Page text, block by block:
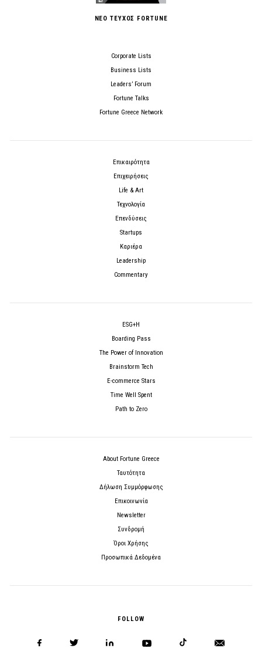
ΝΕΟ ΤΕΥΧΟΣ FORTUNE
Corporate Lists
Business Lists
Leaders’ Forum
Fortune Talks
Fortune Greece Network
Επικαιρότητα
Επιχειρήσεις
Life & Art
Τεχνολογία
Επενδύσεις
Startups
Καριέρα
Leadership
Commentary
ESG+H
Boarding Pass
The Power of Innovation
Brainstorm Tech
E-commerce Stars
Time Well Spent
Path to Zero
About Fortune Greece
Ταυτότητα
Δήλωση Συμμόρφωσης
Επικοινωνία
Newsletter
Συνδρομή
Όροι Χρήσης
Προσωπικά Δεδομένα
FOLLOW